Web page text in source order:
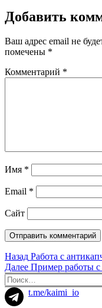
Добавить
Ваш адрес email не
помечены *
Комментарий *
Имя *
Email *
Сайт
Навигация
по
записям
Назад Предыдущая
запись:
Работа с
Далее Следующая
запись:
Пример работы с
Искать:
t.me/kaimi_io